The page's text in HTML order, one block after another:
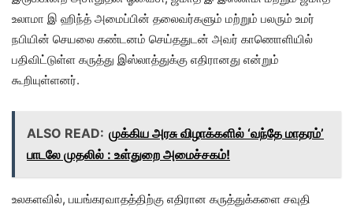
உலாமா இ ஹிந்த் அமைப்பின் தலைவர்களும் மற்றும் பலரும் உமர்
நபியின் செயலை கண்டனம் செய்ததுடன் அவர் காணொளியில்
பதிவிட்டுள்ள கருத்து இஸ்லாத்துக்கு எதிரானது என்றும்
கூறியுள்ளனர்.
ALSO READ: முக்கிய அரசு விழாக்களில் ‘வந்தே மாதரம்’
பாடலே முதலில் : உள்துறை அமைச்சகம்!
உலகளவில், பயங்கரவாதத்திற்கு எதிரான கருத்துக்களை சவுதி